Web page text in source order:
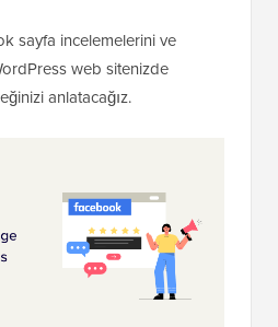
sayfa incelemelerini ve
web sitenizde
anlatacağız.